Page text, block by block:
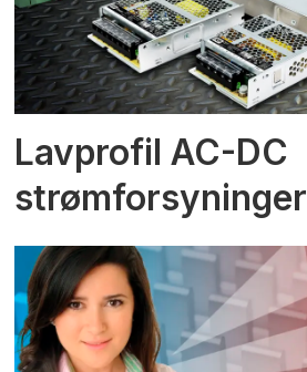
Lavprofil AC-DC
strømforsyninger